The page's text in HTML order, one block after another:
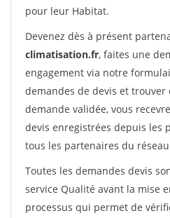
pour leur Habitat.
Devenez dès à présent
climatisation.fr, faites une
engagement via notre
demandes de devis et trouver
demande validée, vous
devis enregistrées depuis les
tous les partenaires du
Toutes les demandes devis
service Qualité avant la mise
processus qui permet de